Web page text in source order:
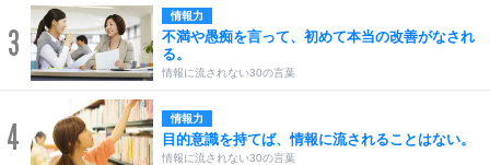
3
情報力
不満や愚痴を言って、初めて本当の改善がなされ
る。
情報に流されない30の言葉
4 情報力
目的意識を持てば、情報に流されることはない。
情報に流されない30の言葉